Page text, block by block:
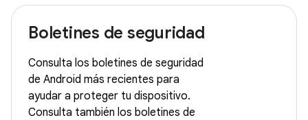
Boletines de seguridad
Consulta los boletines de seguridad
de Android más recientes para
ayudar a proteger tu dispositivo.
Consulta también los boletines de